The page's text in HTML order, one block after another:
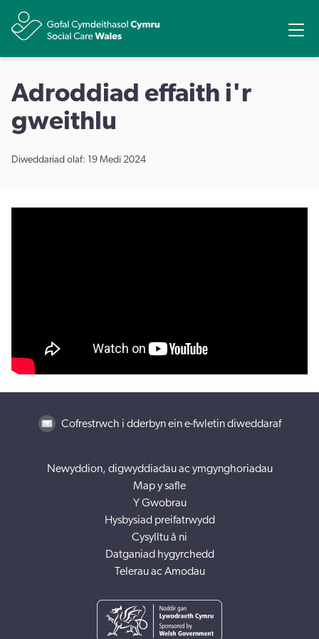
Adroddiad effaith i'r
gweithlu
Diweddariad olaf: 19 Medi 2024
Cofrestrwch i dderbyn ein e-fwletin diweddaraf
Newyddion, digwyddiadau ac ymgynghoriadau
Map y safle
Y Gwobrau
Hysbysiad preifatrwydd
Cysylltu â ni
Datganiad hygyrchedd
Telerau ac Amodau